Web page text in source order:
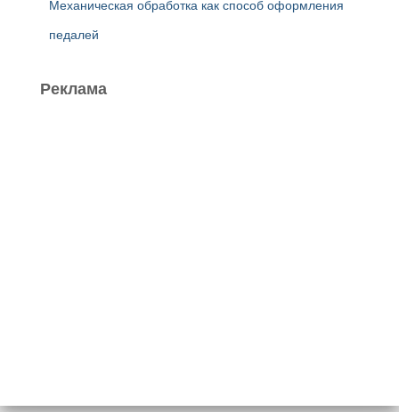
Механическая обработка как способ оформления
педалей
Реклама